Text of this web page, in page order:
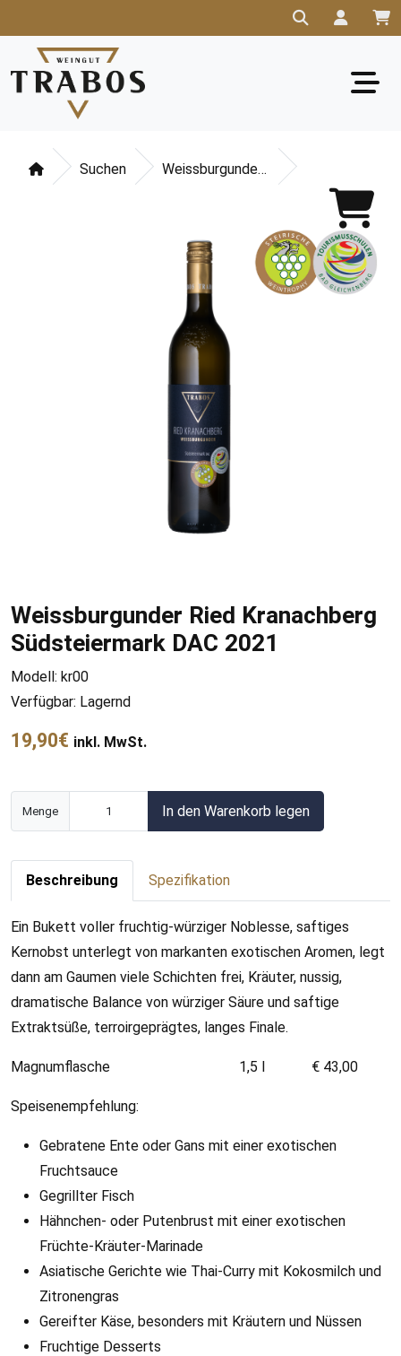
Suchen Weissburgunder Ried Kranachberg Südsteiermark DAC 2021
Weissburgunder Ried Kranachberg
Südsteiermark DAC 2021
Modell: kr00
Verfügbar: Lagernd
19,90€ inkl. MwSt.
Menge In den Warenkorb legen
Beschreibung Spezifikation
Ein Bukett voller fruchtig-würziger Noblesse, saftiges
Kernobst unterlegt von markanten exotischen Aromen, legt
dann am Gaumen viele Schichten frei, Kräuter, nussig,
dramatische Balance von würziger Säure und saftige
Extraktsüße, terroirgeprägtes, langes Finale.
Magnumflasche 1,5 l € 43,00
Speisenempfehlung:
Gebratene Ente oder Gans mit einer exotischen
Fruchtsauce
Gegrillter Fisch
Hähnchen- oder Putenbrust mit einer exotischen
Früchte-Kräuter-Marinade
Asiatische Gerichte wie Thai-Curry mit Kokosmilch und
Zitronengras
Gereifter Käse, besonders mit Kräutern und Nüssen
Fruchtige Desserts